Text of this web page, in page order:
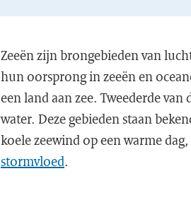
Zeeën zijn brongebieden van
hun oorsprong in zeeën en
een land aan zee. Tweederde
water. Deze gebieden staan
koele zeewind op een warme dag,
stormvloed.